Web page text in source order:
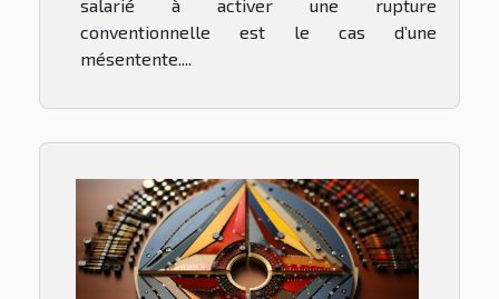
salarié à activer une rupture
conventionnelle est le cas d’une
mésentente....